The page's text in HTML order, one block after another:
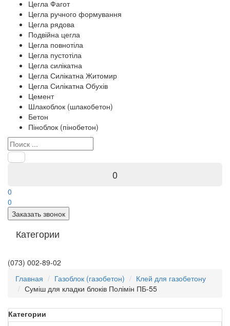
Цегла Фагот
Цегла ручного формування
Цегла рядова
Подвійна цегла
Цегла повнотіла
Цегла пустотіла
Цегла силікатна
Цегла Силікатна Житомир
Цегла Силікатна Обухів
Цемент
Шлакоблок (шлакобетон)
Бетон
Піноблок (пінобетон)
0
0
0
Заказать звонок
Категории
(073) 002-89-02
Главная
Газоблок (газобетон)
Клей для газобетону
Суміш для кладки блоків Полімін ПБ-55
Категории